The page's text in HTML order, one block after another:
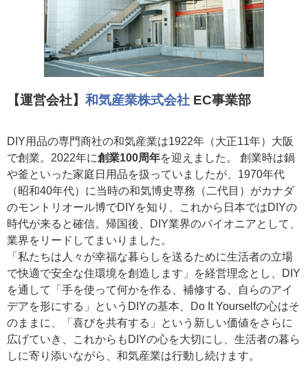
【運営会社】 和気産業株式会社 EC事業部
DIY用品の専門商社の和気産業は1922年（大正11年）大阪
で創業。2022年に創業100周年を迎えました。 創業時は鍋
や釜といった家庭日用品を扱っていましたが、1970年代
（昭和40年代）に当時の和気博史専務（二代目）がカナダ
のモントリオール博でDIYを知り、これから日本ではDIYの
時代が来ると確信。帰国後、DIY業界のパイオニアとして、
業界をリードしてまいりました。
「私たちは人々が幸福な暮らしを送るために生活者の立場
で快適で安全な住環境を創造します」を経営理念とし、DIY
を通して「手を使って何かを作る、補修する、自らのアイ
デアを形にする」というDIYの基本、Do It Yourselfの心はそ
のままに、「喜びを共有する」という新しい価値をさらに
広げていき、これからもDIYの心を大切にし、生活者の暮ら
しに寄り添いながら、和気産業は行動し続けます。